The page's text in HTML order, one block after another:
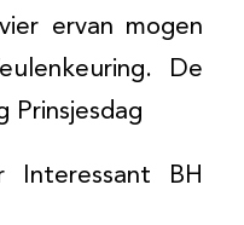
ervan mogen
De
Prinsjesdag
Interessant BH